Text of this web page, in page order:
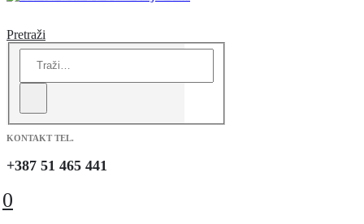
Pretraži
KONTAKT TEL.
+387 51 465 441
0